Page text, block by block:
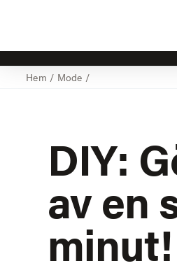
Hem / Mode /
DIY:
av en
minut!